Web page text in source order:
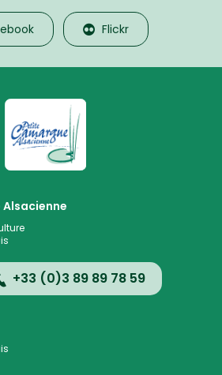
Flickr
La Petite Camargue
+33 (0)3 89 89 78 59